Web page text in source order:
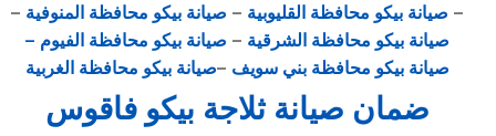
– صيانة بيكو محافظة القليوبية – صيانة بيكو محافظة المنوفية –
صيانة بيكو محافظة الشرقية – صيانة بيكو محافظة الفيوم –
صيانة بيكو محافظة بني سويف –صيانة بيكو محافظة الغربية
ضمان صيانة ثلاجة بيكو فاقوس